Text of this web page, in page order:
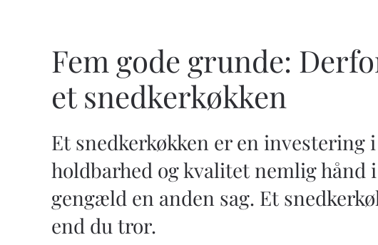
Fem gode grunde:
et snedkerkøkken
Et snedkerkøkken er en investering
holdbarhed og kvalitet nemlig hånd
gengæld en anden sag. Et
end du tror.